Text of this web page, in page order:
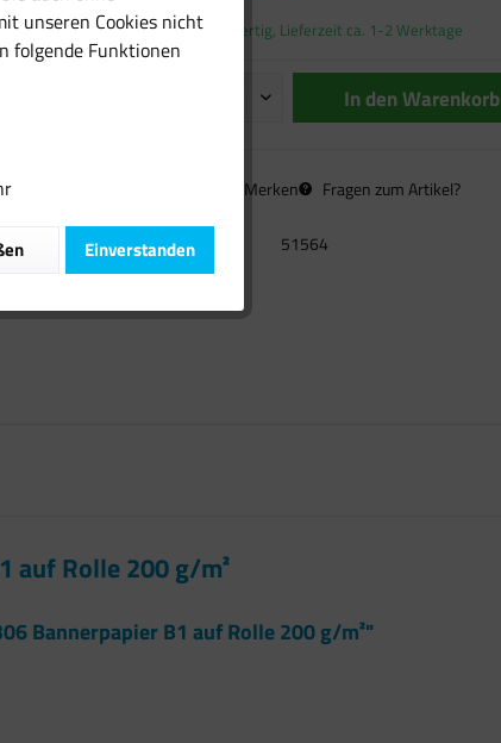
Sofort versandfertig, Lieferzeit ca. 1-2 Werktage
In denWarenkorb
Merken Fragen zum Artikel?
Artikel-Nr.: 51564
auf Rolle 200 g/m²
Bannerpapier B1 auf Rolle 200 g/m²"
unseren Cookies nicht
folgende Funktionen
Einverstanden